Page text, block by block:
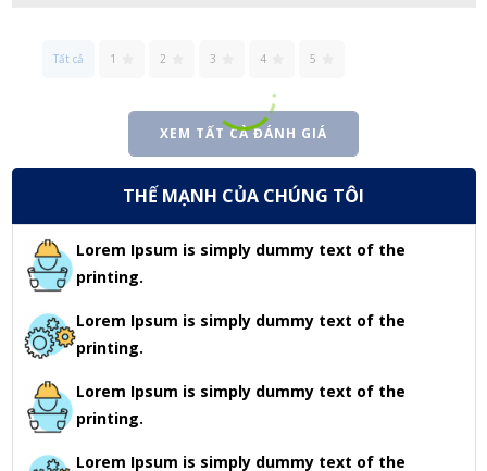
Tất cả 1 2 3 4 5
XEM TẤT CẢ ĐÁNH GIÁ
THẾ MẠNH CỦA CHÚNG TÔI
Lorem Ipsum is simply dummy text of the
printing.
Lorem Ipsum is simply dummy text of the
printing.
Lorem Ipsum is simply dummy text of the
printing.
Lorem Ipsum is simply dummy text of the